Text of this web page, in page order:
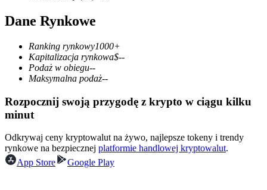
Instrumenty pochodne na akcje, forex, metale szlachetne i
towary
Kontrakty terminowe na USDC
Dane Rynkowe
Ranking rynkowy1000+
Kapitalizacja rynkowa$--
Podaż w obiegu--
Maksymalna podaż--
Rozpocznij swoją przygodę z krypto w ciągu kilku
minut
Odkrywaj ceny kryptowalut na żywo, najlepsze tokeny i trendy
rynkowe na bezpiecznej platformie handlowej kryptowalut.
App Store
Google Play